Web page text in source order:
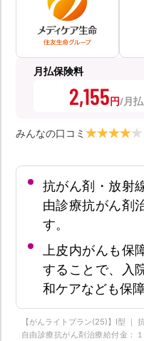
月払保険料
2,155円
みんなの口コミ
抗がん剤・放射
由診療抗がん剤
す。
上皮内がんも保
することで、入
和ケアなども保
【がんライトプラン(25)】I型 ｜
自由診療抗がん剤治療給付金：